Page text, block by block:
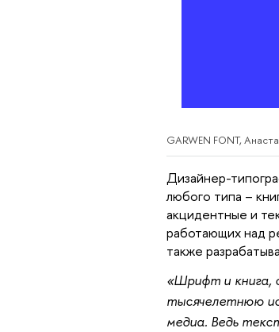
GARWEN FONT,
Дизайнер-
любого типа –
акцидентные и
работающих над
также
«Шрифт и книга,
тысячелетнюю
медиа. Ведь